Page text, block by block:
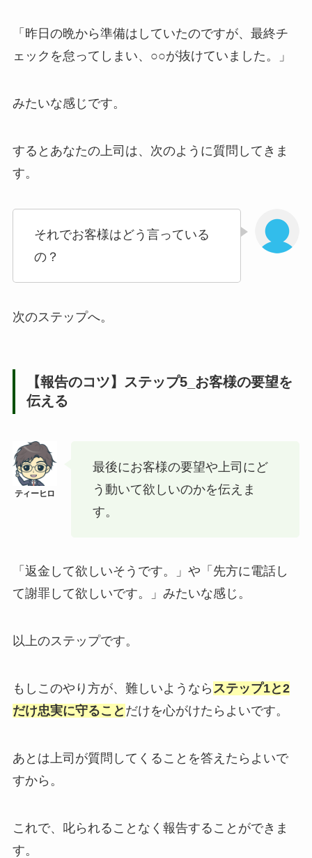
「昨日の晩から準備はしていたのですが、最終チ
ェックを怠ってしまい、○○が抜けていました。」
みたいな感じです。
するとあなたの上司は、次のように質問してきま
す。
それでお客様はどう言っている
の？
次のステップへ。
【報告のコツ】ステップ5_お客様の要望を
伝える
最後にお客様の要望や上司にど
う動いて欲しいのかを伝えま
す。
「返金して欲しいそうです。」や「先方に電話し
て謝罪して欲しいです。」みたいな感じ。
以上のステップです。
もしこのやり方が、難しいようなら ステップ1と2
だけ忠実に守ること だけを心がけたらよいです。
あとは上司が質問してくることを答えたらよいで
すから。
これで、叱られることなく報告することができま
す。